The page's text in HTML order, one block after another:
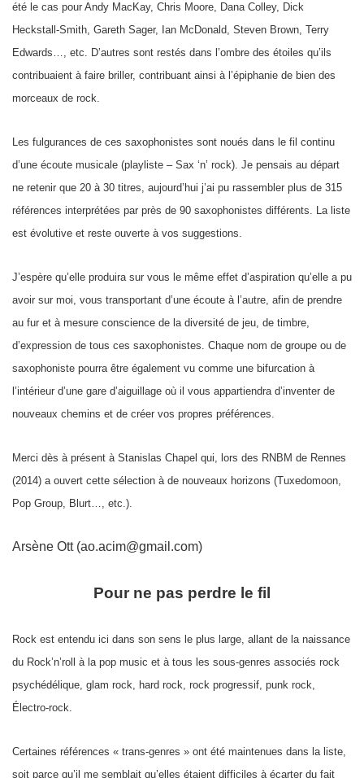
été le cas pour Andy MacKay, Chris Moore, Dana Colley, Dick
Heckstall-Smith, Gareth Sager, Ian McDonald, Steven Brown, Terry
Edwards…, etc. D’autres sont restés dans l’ombre des étoiles qu’ils
contribuaient à faire briller, contribuant ainsi à l’épiphanie de bien des
morceaux de rock.
Les fulgurances de ces saxophonistes sont noués dans le fil continu
d’une écoute musicale (playliste – Sax ‘n’ rock). Je pensais au départ
ne retenir que 20 à 30 titres, aujourd’hui j’ai pu rassembler plus de 315
références interprétées par près de 90 saxophonistes différents. La liste
est évolutive et reste ouverte à vos suggestions.
J’espère qu’elle produira sur vous le même effet d’aspiration qu’elle a pu
avoir sur moi, vous transportant d’une écoute à l’autre, afin de prendre
au fur et à mesure conscience de la diversité de jeu, de timbre,
d’expression de tous ces saxophonistes. Chaque nom de groupe ou de
saxophoniste pourra être également vu comme une bifurcation à
l’intérieur d’une gare d’aiguillage où il vous appartiendra d’inventer de
nouveaux chemins et de créer vos propres préférences.
Merci dès à présent à Stanislas Chapel qui, lors des RNBM de Rennes
(2014) a ouvert cette sélection à de nouveaux horizons (Tuxedomoon,
Pop Group, Blurt…, etc.).
Arsène Ott (ao.acim@gmail.com)
Pour ne pas perdre le fil
Rock est entendu ici dans son sens le plus large, allant de la naissance
du Rock’n’roll à la pop music et à tous les sous-genres associés rock
psychédélique, glam rock, hard rock, rock progressif, punk rock,
Électro-rock.
Certaines références « trans-genres » ont été maintenues dans la liste,
soit parce qu’il me semblait qu’elles étaient difficiles à écarter du fait